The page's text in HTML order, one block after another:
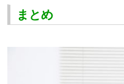
まとめ